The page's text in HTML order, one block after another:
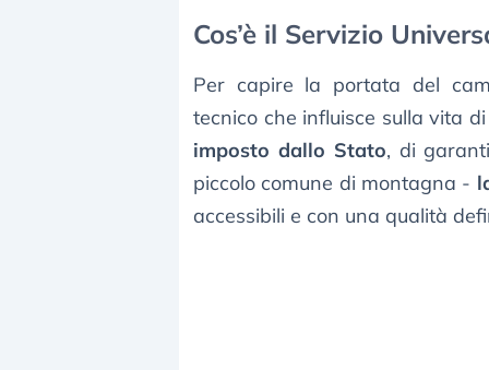
Cos’è il Servizio
Per capire la portata del
tecnico che influisce sulla vita
imposto dallo Stato, di
piccolo comune di montagna -
accessibili e con una qualità